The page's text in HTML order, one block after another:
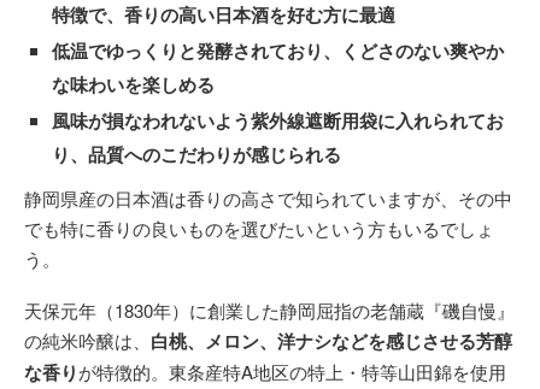
特徴で、香りの高い日本酒を好む方に最適
低温でゆっくりと発酵されており、くどさのない爽やか
な味わいを楽しめる
風味が損なわれないよう紫外線遮断用袋に入れられてお
り、品質へのこだわりが感じられる
静岡県産の日本酒は香りの高さで知られていますが、その中
でも特に香りの良いものを選びたいという方もいるでしょ
う。
天保元年（1830年）に創業した静岡屈指の老舗蔵『磯自慢』
の純米吟醸は、 白桃、メロン、洋ナシなどを感じさせる芳醇
な香りが特徴的。東条産特A地区の特上・特等山田錦を使用